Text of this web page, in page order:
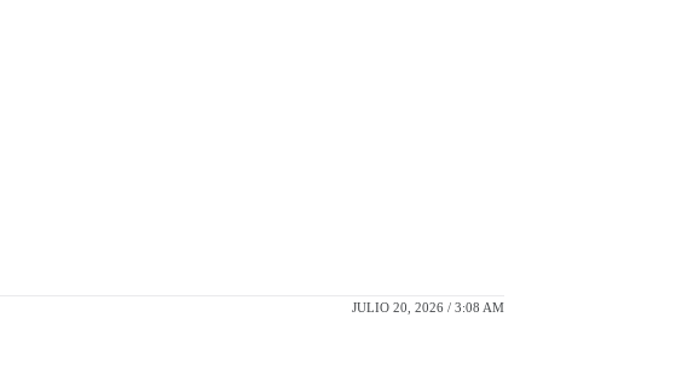
JULIO 20, 2026 / 3:08 AM